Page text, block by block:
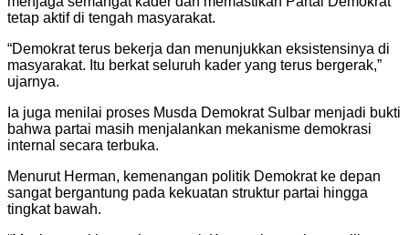
tetap aktif di tengah masyarakat.
“Demokrat terus bekerja dan menunjukkan eksistensinya di
masyarakat. Itu berkat seluruh kader yang terus bergerak,”
ujarnya.
Ia juga menilai proses Musda Demokrat Sulbar menjadi bukti
bahwa partai masih menjalankan mekanisme demokrasi
internal secara terbuka.
Menurut Herman, kemenangan politik Demokrat ke depan
sangat bergantung pada kekuatan struktur partai hingga
tingkat bawah.